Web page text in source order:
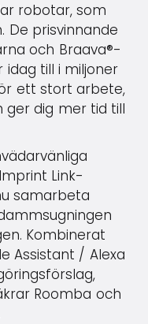
robotar, som
De prisvinnande
och Braava®-
till i miljoner
ett stort arbete,
ger dig mer tid till
Link-
samarbeta
Kombinerat
Assistant / Alexa
Roomba och